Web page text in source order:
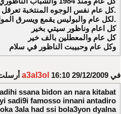
كل عام نفس الوجوه المنتخبة تعرقل تتطور مدينتنا.
لكل عام والبوليس يقمع ويسرق المواطنين.
كل اعام وناظور سيتي بخير
كل عام والمعطلين بالف خير
وكل عام وحبيبت الناظور في سلام
a3al3ol
في 29/12/2009 16:10
ssana bidon an nara kitabat
sadi9i famosso innani antadiro
3ala had ssi bola3yon dyalna